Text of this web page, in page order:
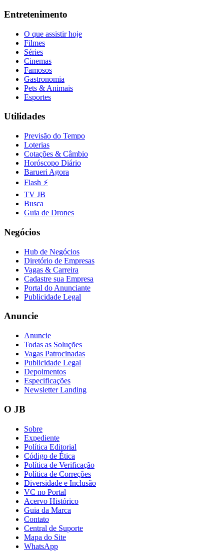
Fluminense
Vasco
Entretenimento
O que assistir hoje
Filmes
Séries
Cinemas
Famosos
Gastronomia
Pets & Animais
Esportes
Utilidades
Previsão do Tempo
Loterias
Cotações & Câmbio
Horóscopo Diário
Barueri Agora
Flash ⚡
TV JB
Busca
Guia de Drones
Negócios
Hub de Negócios
Diretório de Empresas
Vagas & Carreira
Cadastre sua Empresa
Portal do Anunciante
Publicidade Legal
Anuncie
Anuncie
Todas as Soluções
Vagas Patrocinadas
Publicidade Legal
Depoimentos
Especificações
Newsletter Landing
O JB
Sobre
Expediente
Política Editorial
Código de Ética
Política de Verificação
Política de Correções
Diversidade e Inclusão
VC no Portal
Acervo Histórico
Guia da Marca
Contato
Central de Suporte
Mapa do Site
WhatsApp